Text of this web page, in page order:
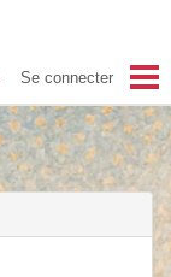
Se connecter
Accueil Coye29
Blog